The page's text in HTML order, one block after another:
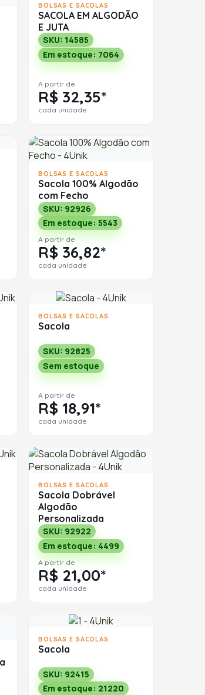
BOLSAS E SACOLAS
SACOLA EM ALGODÃO
E JUTA
SKU: 14585
Em estoque: 7064
A partir de
R$ 32,35*
cada unidade
BOLSAS E SACOLAS
Sacola 100% Algodão
com Fecho
SKU: 92926
Em estoque: 5543
A partir de
R$ 36,82*
cada unidade
BOLSAS E SACOLAS
Sacola
SKU: 92825
Sem estoque
A partir de
R$ 18,91*
cada unidade
BOLSAS E SACOLAS
Sacola Dobrável
Algodão
Personalizada
SKU: 92922
Em estoque: 4499
A partir de
R$ 21,00*
cada unidade
BOLSAS E SACOLAS
Sacola
SKU: 92415
Em estoque: 21220